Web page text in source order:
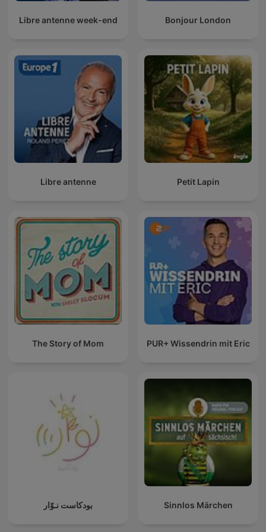
Libre antenne week-end Bonjour London
Libre antenne Petit Lapin
The Story of Mom PUR+ Wissendrin mit Eric
بودكاست نـوّار Sinnlos Märchen